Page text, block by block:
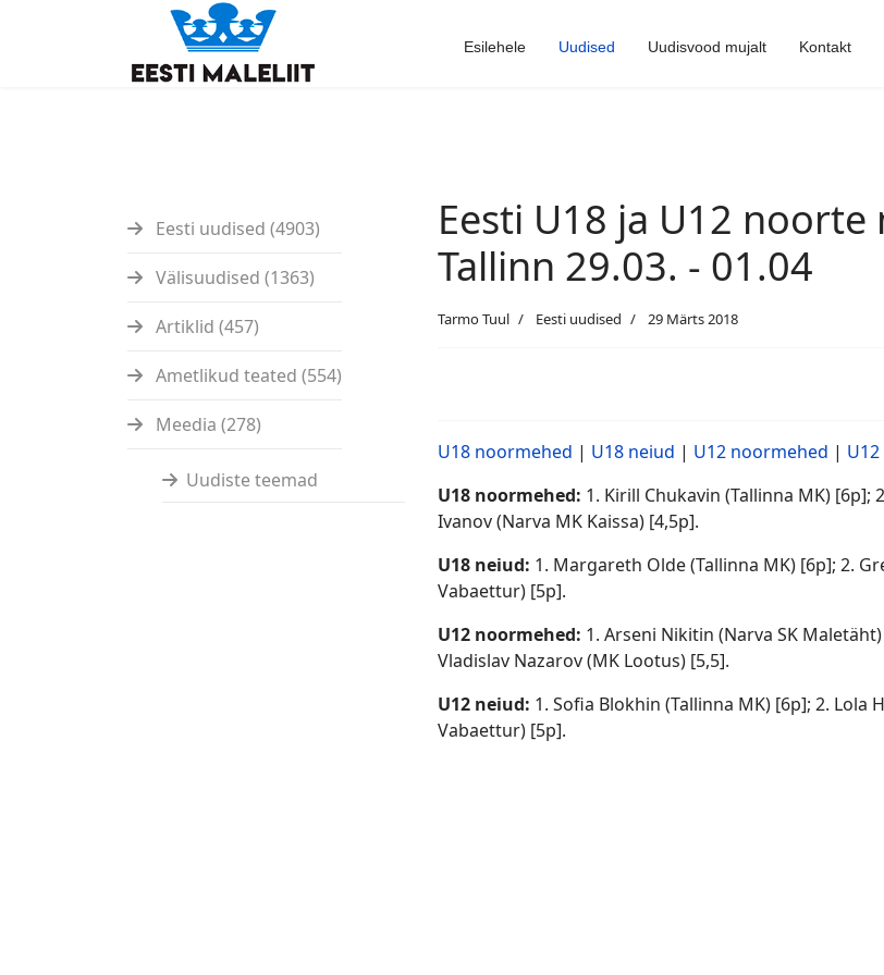
Esilehele Uudised Uudisvood mujalt Kontakt
Eesti uudised (4903)
Välisuudised (1363)
Artiklid (457)
Ametlikud teated (554)
Meedia (278)
Uudiste teemad
Eesti U18 ja U12
Tallinn 29.03. - 01.04
Tarmo Tuul Eesti uudised 29 Märts 2018
U18 noormehed | U18 neiud | U12 noormehed |
U18 noormehed: 1. Kirill Chukavin (Tallinna MK) [6p];
Ivanov (Narva MK Kaissa) [4,5p].
U18 neiud: 1. Margareth Olde (Tallinna MK) [6p]; 2.
Vabaettur) [5p].
U12 noormehed: 1. Arseni Nikitin (Narva SK
Vladislav Nazarov (MK Lootus) [5,5].
U12 neiud: 1. Sofia Blokhin (Tallinna MK) [6p]; 2. Lola
Vabaettur) [5p].